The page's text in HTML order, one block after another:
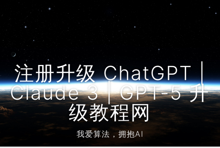
注册升级 ChatGPT |
Claude 3 | GPT-5 升
级教程网
我爱算法，拥抱AI
友链